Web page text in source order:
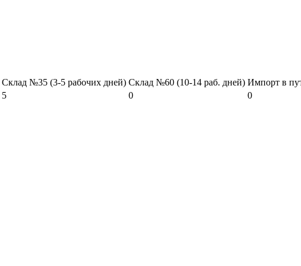
Склад №35 (3-5 рабочих дней) Склад №60 (10-14 раб. дней) Импорт в
5 0
0